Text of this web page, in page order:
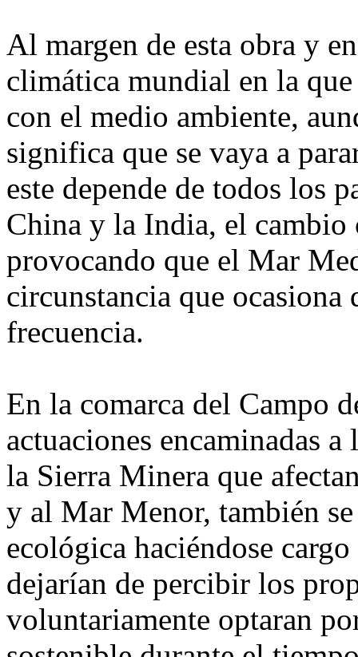
Al margen de esta obra y
climática mundial en la
con el medio ambiente,
significa que se vaya a
este depende de todos los
China y la India, el cambio
provocando que el Mar
circunstancia que
frecuencia.
En la comarca del Campo
actuaciones encaminadas
la Sierra Minera que
y al Mar Menor, también
ecológica haciéndose
dejarían de percibir los
voluntariamente optaran